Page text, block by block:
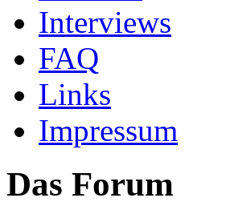
Interviews
FAQ
Links
Impressum
Das Forum